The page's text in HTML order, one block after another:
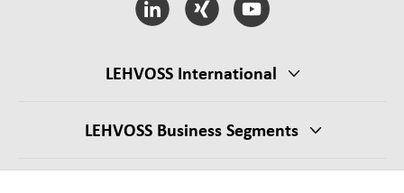
LEHVOSS International
LEHVOSS Business Segments